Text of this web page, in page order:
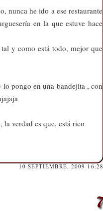
nunca he ido a ese restaurante
en la que estuve hace
y como está todo, mejor que
lo pongo en una bandejita , con
verdad es que, está rico
10 SEPTIEMBRE, 2009 16:28